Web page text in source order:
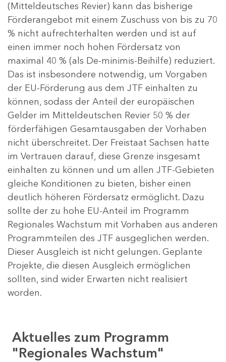
(Mitteldeutsches Revier) kann das bisherige
Förderangebot mit einem Zuschuss von bis zu 70
% nicht aufrechterhalten werden und ist auf
einen immer noch hohen Fördersatz von
maximal 40 % (als De-minimis-Beihilfe) reduziert.
Das ist insbesondere notwendig, um Vorgaben
der EU-Förderung aus dem JTF einhalten zu
können, sodass der Anteil der europäischen
Gelder im Mitteldeutschen Revier 50 % der
förderfähigen Gesamtausgaben der Vorhaben
nicht überschreitet. Der Freistaat Sachsen hatte
im Vertrauen darauf, diese Grenze insgesamt
einhalten zu können und um allen JTF-Gebieten
gleiche Konditionen zu bieten, bisher einen
deutlich höheren Fördersatz ermöglicht. Dazu
sollte der zu hohe EU-Anteil im Programm
Regionales Wachstum mit Vorhaben aus anderen
Programmteilen des JTF ausgeglichen werden.
Dieser Ausgleich ist nicht gelungen. Geplante
Projekte, die diesen Ausgleich ermöglichen
sollten, sind wider Erwarten nicht realisiert
worden.
Aktuelles zum Programm
"Regionales Wachstum"